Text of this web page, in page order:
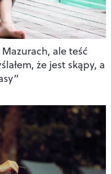
ale teść
że jest skąpy, a